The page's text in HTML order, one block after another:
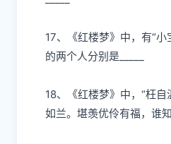
17、《红楼梦》中，有“⼩
的两个⼈分别是
18、《红楼梦》中，“枉⾃
如兰。堪羡优伶有福，谁